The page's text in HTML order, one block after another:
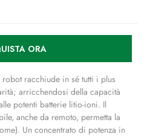
ORA
racchiude in sé tutti i plus
arricchendosi della capacità
potenti batterie litio-ioni. Il
anche da remoto, permetta la
Un concentrato di potenza in